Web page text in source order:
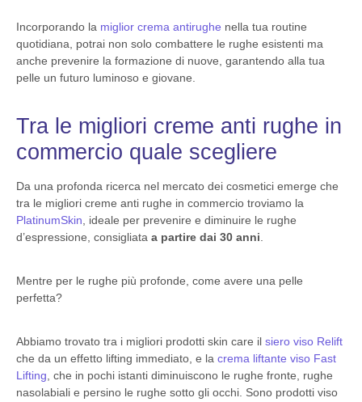
Incorporando la miglior crema antirughe nella tua routine
quotidiana, potrai non solo combattere le rughe esistenti ma
anche prevenire la formazione di nuove, garantendo alla tua
pelle un futuro luminoso e giovane.
Tra le migliori creme anti rughe in
commercio quale scegliere
Da una profonda ricerca nel mercato dei cosmetici emerge che
tra le migliori creme anti rughe in commercio troviamo la
PlatinumSkin , ideale per prevenire e diminuire le rughe
d’espressione, consigliata a partire dai 30 anni
Mentre per le rughe più profonde, come avere una pelle
perfetta?
Abbiamo trovato tra i migliori prodotti skin care il siero viso Relift
che da un effetto lifting immediato, e la crema liftante viso Fast
Lifting , che in pochi istanti diminuiscono le rughe fronte, rughe
nasolabiali e persino le rughe sotto gli occhi. Sono prodotti viso